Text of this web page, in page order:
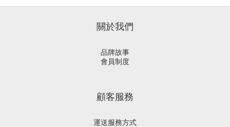
關於我們
品牌故事
會員制度
顧客服務
運送服務方式